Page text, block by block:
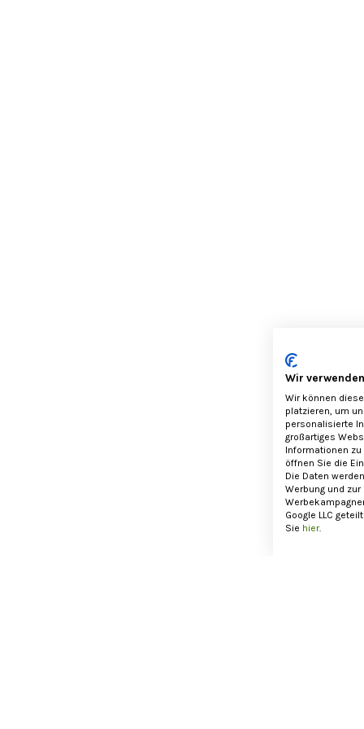
Wir
Wir können
platzieren, um
personalisierte
großartiges
Informationen
öffnen Sie die
Die Daten
Werbung und
Google LLC
Sie hier.